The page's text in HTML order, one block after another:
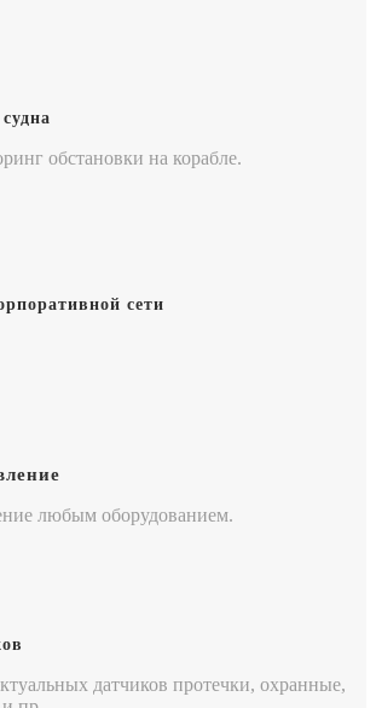
обстановки на корабле.
сети
любым оборудованием.
датчиков протечки, охранные,